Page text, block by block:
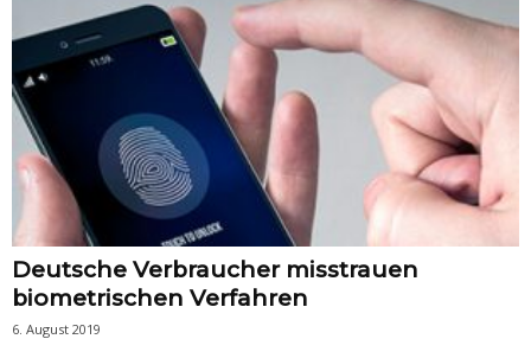
Deutsche Verbraucher misstrauen
biometrischen Verfahren
6. August 2019